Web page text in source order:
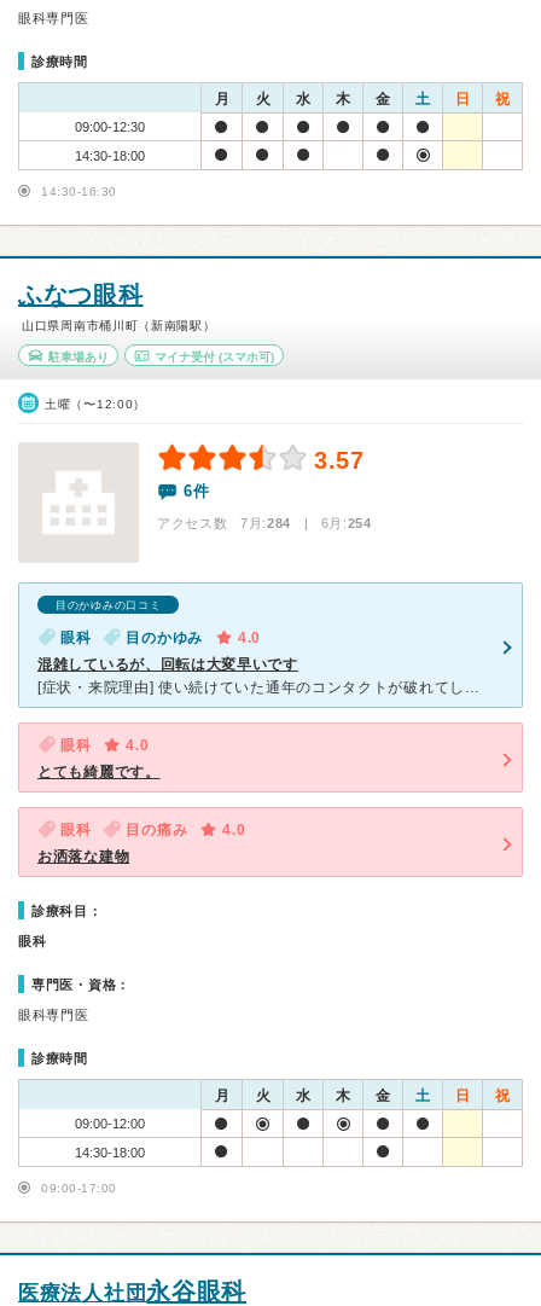
眼科専門医
診療時間
月 火 水 木 金 土 日 祝
09:00-12:30
14:30-18:00
14:30-16:30
ふなつ眼科
山口県周南市桶川町（新南陽駅）
駐車場あり マイナ受付(スマホ可)
土曜（〜12:00）
3.57
6件
アクセス数 7月:284 | 6月:254
目のかゆみの口コミ
眼科 目のかゆみ
4.0
混雑しているが、回転は大変早いです
[症状・来院理由] 使い続けていた通年のコンタクトが破れてしまったので処方箋をもらいにいきました。 [医師の診断・治療法] 通年とはいえ使いすぎだったので、目が若干充血していることを指摘されまし
眼科
4.0
とても綺麗です。
眼科 目の痛み
4.0
お洒落な建物
診療科目：
眼科
専門医・資格：
眼科専門医
診療時間
月 火 水 木 金 土 日 祝
09:00-12:00
14:30-18:00
09:00-17:00
医療法人社団永谷眼科